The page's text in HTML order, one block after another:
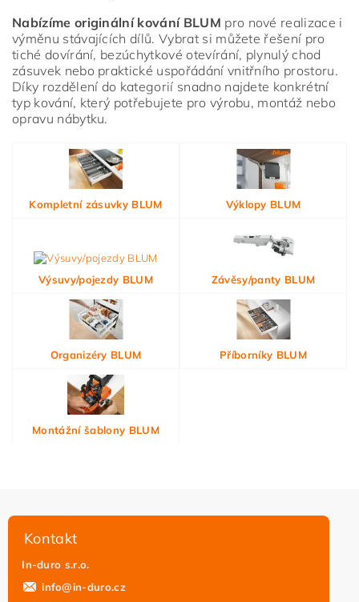
Vložením hodnocení souhlasíte s
osobních údajů
Nabízíme originální kování BLUM pro nové realizace i
výměnu stávajících dílů. Vybrat si můžete řešení pro
tiché dovírání, bezúchytkové otevírání, plynulý chod
zásuvek nebo praktické uspořádání vnitřního prostoru.
Díky rozdělení do kategorií snadno najdete konkrétní
typ kování, který potřebujete pro výrobu, montáž nebo
opravu nábytku.
Kompletní zásuvky BLUM Výklopy BLUM
Výsuvy/pojezdy BLUM Závěsy/panty BLUM
Organizéry BLUM Příborníky BLUM
Montážní šablony BLUM
Kontakt
In-duro s.r.o.
info@in-duro.cz